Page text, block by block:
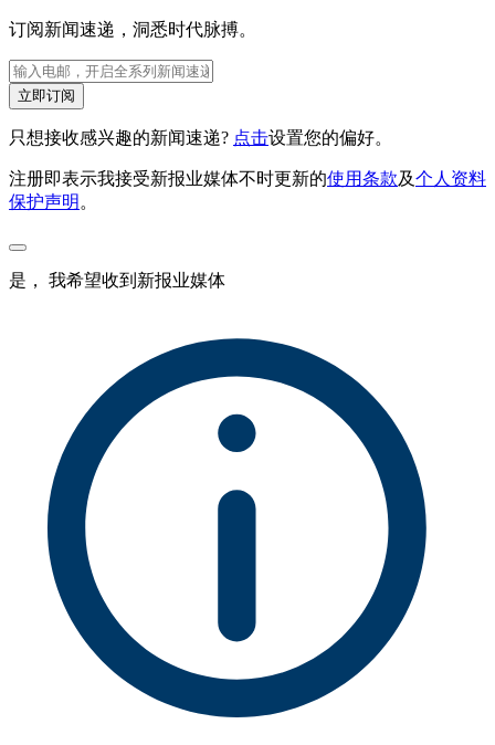
订阅新闻速递，洞悉时代脉搏。
立即订阅
只想接收感兴趣的新闻速递? 点击设置您的偏好。
注册即表示我接受新报业媒体不时更新的使用条款及个人资料
保护声明 。
是， 我希望收到新报业媒体